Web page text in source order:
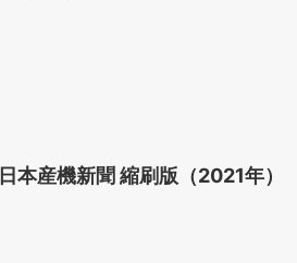
日本産機新聞 縮刷版（2021年）